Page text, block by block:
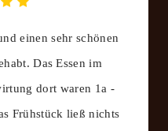
einen sehr schönen
Das Essen im
dort waren 1a -
Frühstück ließ nichts